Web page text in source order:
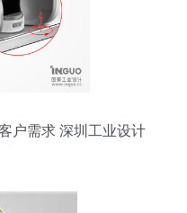
户需求 深圳工业设计